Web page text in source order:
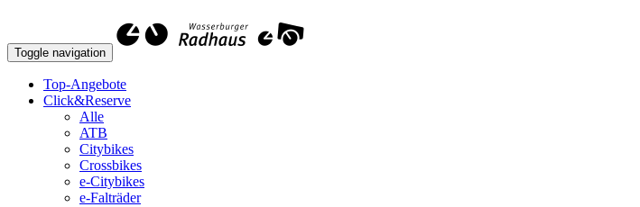
Toggle navigation
Top-Angebote
Click&Reserve
Alle
ATB
Citybikes
Crossbikes
e-Citybikes
e-Falträder